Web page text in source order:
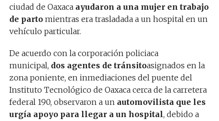
ciudad de Oaxaca ayudaron a una mujer en trabajo
de partomientras era trasladada a un hospital en un
vehículo particular.
De acuerdo con la corporación policiaca
municipal, dos agentes de tránsitoasignados en la
zona poniente, en inmediaciones del puente del
Instituto Tecnológico de Oaxaca cerca de la carretera
federal 190, observaron a un automovilista que les
urgía apoyo para llegar a un hospital, debido a